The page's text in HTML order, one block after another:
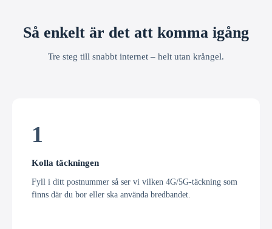
Så enkelt är det att komma igång
Tre steg till snabbt internet – helt utan krångel.
1
Kolla täckningen
Fyll i ditt postnummer så ser vi vilken 4G/5G-täckning som
finns där du bor eller ska använda bredbandet.